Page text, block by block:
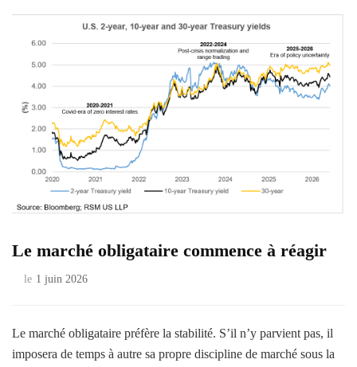
Le marché obligataire commence à réagir
le 1 juin 2026
Le marché obligataire préfère la stabilité. S’il n’y parvient pas, il
imposera de temps à autre sa propre discipline de marché sous la